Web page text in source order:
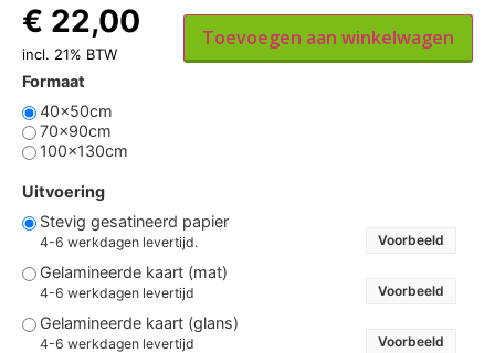
Formaat
40x50cm
70x90cm
100x130cm
Uitvoering
Stevig gesatineerd papier
4-6 werkdagen levertijd. Voorbeeld
Gelamineerde kaart (mat)
4-6 werkdagen levertijd Voorbeeld
Gelamineerde kaart (glans)
4-6 werkdagen levertijd Voorbeeld
€ 22,00
incl. 21% BTW
Toevoegen aan winkelwagen